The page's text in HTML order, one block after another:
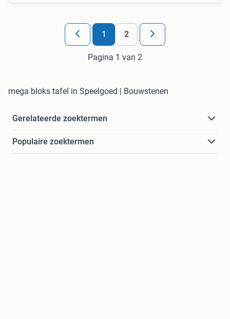
1 2
Pagina 1 van 2
mega bloks tafel in Speelgoed | Bouwstenen
Gerelateerde zoektermen
Populaire zoektermen